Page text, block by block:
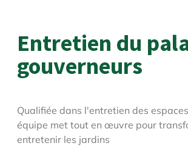
Entretien du
gouverneurs
Qualifiée dans l'entretien des
équipe met tout en œuvre pour
entretenir les jardins